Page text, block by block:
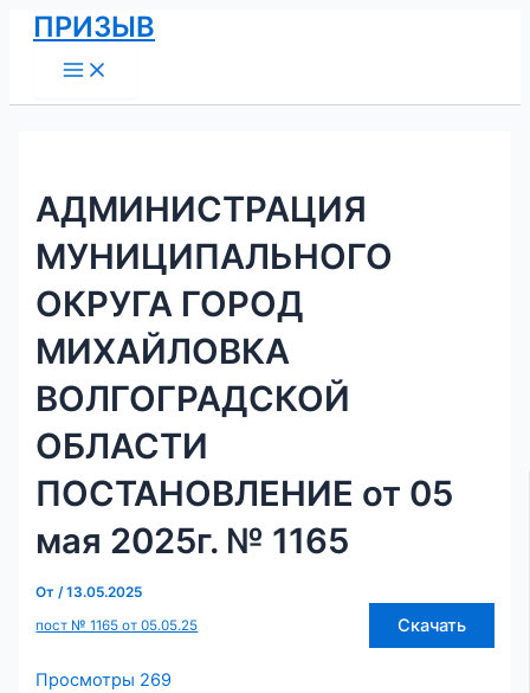
Перейти
содержимому
ПРИЗЫВ
Menu
АДМИНИСТРАЦИЯ
МУНИЦИПАЛЬНОГО
ОКРУГА ГОРОД
МИХАЙЛОВКА
ВОЛГОГРАДСКОЙ
ОБЛАСТИ
ПОСТАНОВЛЕНИЕ от 05
мая 2025г. № 1165
От/13.05.2025
пост № 1165 от 05.05.25
Скачать
Просмотры 269
Навигация
по
записям